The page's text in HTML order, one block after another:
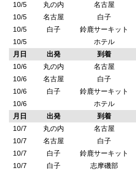
10/5
丸の内 名古屋
10/5
名古屋 白子
10/5
白子 鈴鹿サーキット
10/5
ホテル
月日
出発 到着
10/6
丸の内 名古屋
10/6
名古屋 白子
10/6
白子 鈴鹿サーキット
10/6
ホテル
月日
出発 到着
10/7
丸の内 名古屋
10/7
名古屋 白子
10/7
白子 鈴鹿サーキット
10/7
白子 志摩磯部